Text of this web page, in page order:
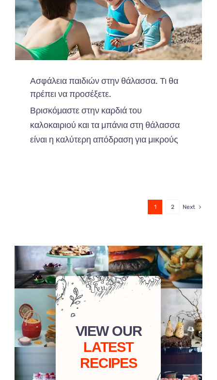
Ασφάλεια παιδιών στην θάλασσα. Τι θα
πρέπει να προσέξετε.
Βρισκόμαστε στην καρδιά του
καλοκαιριού και τα μπάνια στη θάλασσα
είναι η καλύτερη απόδραση για μικρούς
1 2 Next
VIEW OUR
LATEST
RECIPES